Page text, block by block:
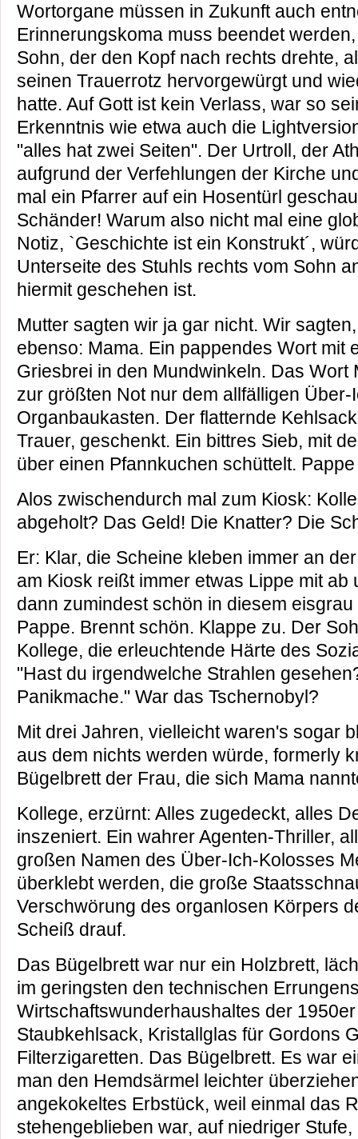
Wortorgane müssen in Zukunft auch
Erinnerungskoma muss beendet
Sohn, der den Kopf nach rechts drehte,
seinen Trauerrotz hervorgewürgt und
hatte. Auf Gott ist kein Verlass, war so
Erkenntnis wie etwa auch die
"alles hat zwei Seiten". Der Urtroll, der
aufgrund der Verfehlungen der Kirche
mal ein Pfarrer auf ein Hosentürl
Schänder! Warum also nicht mal eine
Notiz, `Geschichte ist ein Konstrukt´,
Unterseite des Stuhls rechts vom Sohn
hiermit geschehen ist.
Mutter sagten wir ja gar nicht. Wir
ebenso: Mama. Ein pappendes Wort mit
Griesbrei in den Mundwinkeln. Das Wort
zur größten Not nur dem allfälligen
Organbaukasten. Der flatternde
Trauer, geschenkt. Ein bittres Sieb, mit
über einen Pfannkuchen schüttelt.
Alos zwischendurch mal zum Kiosk:
abgeholt? Das Geld! Die Knatter? Die
Er: Klar, die Scheine kleben immer an
am Kiosk reißt immer etwas Lippe mit ab
dann zumindest schön in diesem
Pappe. Brennt schön. Klappe zu. Der
Kollege, die erleuchtende Härte des
"Hast du irgendwelche Strahlen
Panikmache." War das Tschernobyl?
Mit drei Jahren, vielleicht waren's sogar
aus dem nichts werden würde, formerly
Bügelbrett der Frau, die sich Mama
Kollege, erzürnt: Alles zugedeckt, alles
inszeniert. Ein wahrer Agenten-Thriller,
großen Namen des Über-Ich-Kolosses
überklebt werden, die große
Verschwörung des organlosen Körpers
Scheiß drauf.
Das Bügelbrett war nur ein Holzbrett,
im geringsten den technischen
Wirtschaftswunderhaushaltes der
Staubkehlsack, Kristallglas für Gordons
Filterzigaretten. Das Bügelbrett. Es war
man den Hemdsärmel leichter
angekokeltes Erbstück, weil einmal das
stehengeblieben war, auf niedriger